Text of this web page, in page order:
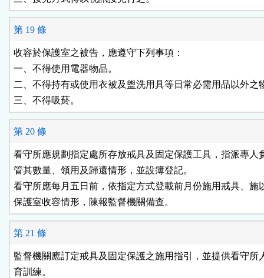
第 19 條
收容於保護室之被告，應遵守下列事項：
一、不得使用電器物品。
二、不得持有或使用衣被及盥洗用具等日常必需用品以外之
三、不得吸菸。
第 20 條
看守所應規劃指定處所存放戒具及固定保護工具，指派專人
管其數量、領用及歸還情形，並設簿登記。
看守所應每月五日前，依指定方式登載前月份施用戒具、施
保護室收容情形，陳報監督機關備查。
第 21 條
監督機關應訂定戒具及固定保護之施用指引，並提供看守所
育訓練。